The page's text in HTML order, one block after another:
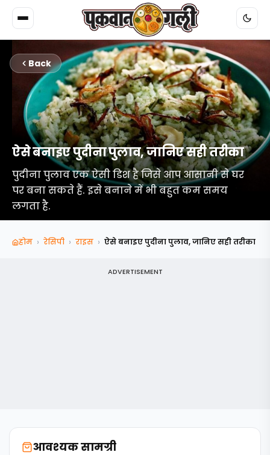
Back
ऐसे बनाइए पुदीना पुलाव, जानिए सही तरीका
पुदीना पुलाव एक ऐसी डिश है जिसे आप आसानी से घर
पर बना सकते हैं. इसे बनाने में भी बहुत कम समय
लगता है.
होम › रेसिपी › राइस › ऐसे बनाइए पुदीना पुलाव, जानिए सही तरीका
ADVERTISEMENT
आवश्यक सामग्री